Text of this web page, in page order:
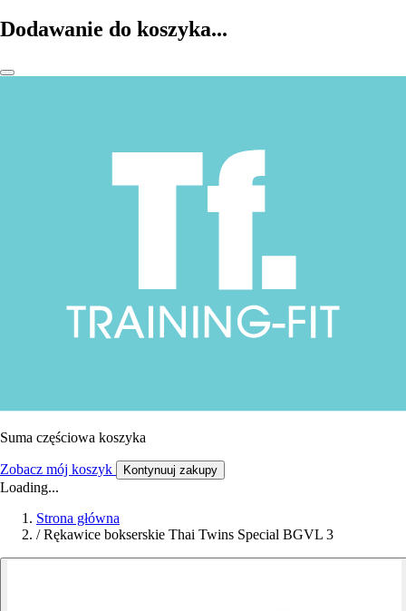
Dodawanie do koszyka...
Suma częściowa koszyka
Zobacz mój koszyk Kontynuuj zakupy
Loading...
Strona główna
/ Rękawice bokserskie Thai Twins Special BGVL 3